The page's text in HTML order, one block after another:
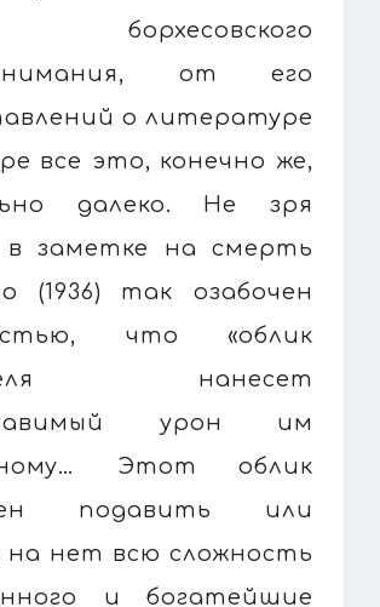
от его
о литературе
все это, конечно же,
далеко. Не зря
в заметке на смерть
(1936) так озабочен
что «облик
нанесет
урон им
Этот облик
подавить или
на нет всю сложность
и богатейшие